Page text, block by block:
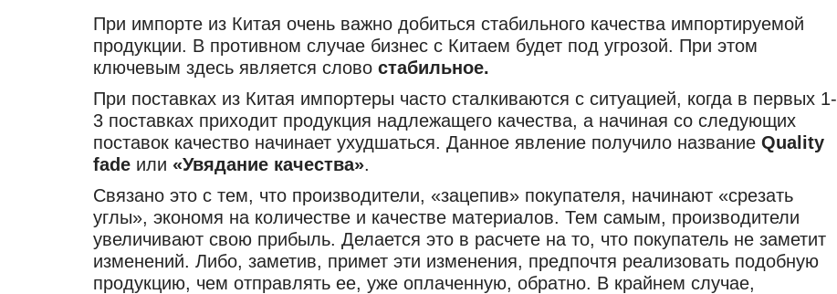
При импорте из Китая очень важно добиться стабильного качества импортируемой
продукции. В противном случае бизнес с Китаем будет под угрозой. При этом
ключевым здесь является слово стабильное.
При поставках из Китая импортеры часто сталкиваются с ситуацией, когда в первых 1-
3 поставках приходит продукция надлежащего качества, а начиная со следующих
поставок качество начинает ухудшаться. Данное явление получило название Quality
fade или «Увядание качества».
Связано это с тем, что производители, «зацепив» покупателя, начинают «срезать
углы», экономя на количестве и качестве материалов. Тем самым, производители
увеличивают свою прибыль. Делается это в расчете на то, что покупатель не заметит
изменений. Либо, заметив, примет эти изменения, предпочтя реализовать подобную
продукцию, чем отправлять ее, уже оплаченную, обратно. В крайнем случае,